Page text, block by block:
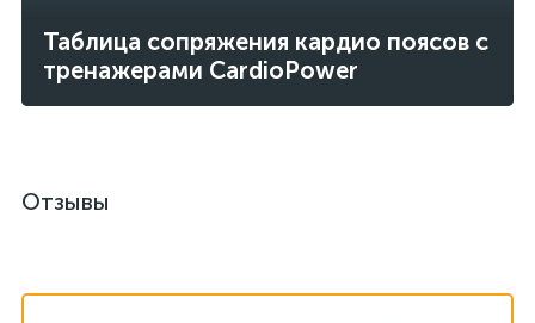
Таблица сопряжения кардио поясов с
тренажерами CardioPower
Отзывы